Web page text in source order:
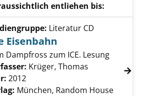
entliehen bis:
Details von Die Eisenbahn
Literatur CD
Eisenbahn
Dampfross zum ICE. Lesung
Krüger, Thomas Suche nach
2012
München, Random House